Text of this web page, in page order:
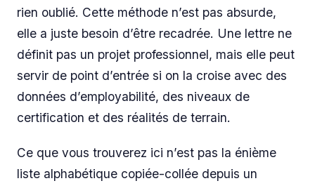
rien oublié. Cette méthode n’est pas absurde,
elle a juste besoin d’être recadrée. Une lettre ne
définit pas un projet professionnel, mais elle peut
servir de point d’entrée si on la croise avec des
données d’employabilité, des niveaux de
certification et des réalités de terrain.
Ce que vous trouverez ici n’est pas la énième
liste alphabétique copiée-collée depuis un